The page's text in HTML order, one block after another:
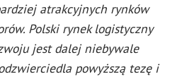
atrakcyjnych rynków
Polski rynek logistyczny
jest dalej niebywale
powyższą tezę i